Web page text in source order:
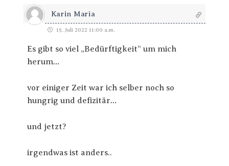
Karin Maria
15. Juli 2022 11:00 a.m.
Es gibt so viel „Bedürftigkeit“ um mich
herum…
vor einiger Zeit war ich selber noch so
hungrig und defizitär…
und jetzt?
irgendwas ist anders..